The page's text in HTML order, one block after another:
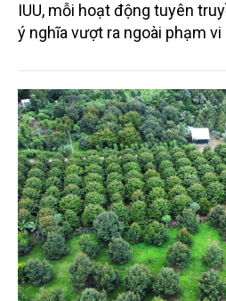
IUU, mỗi hoạt động tuyên
ý nghĩa vượt ra ngoài phạm
Thạch Lạc (Hà Tĩnh) thực